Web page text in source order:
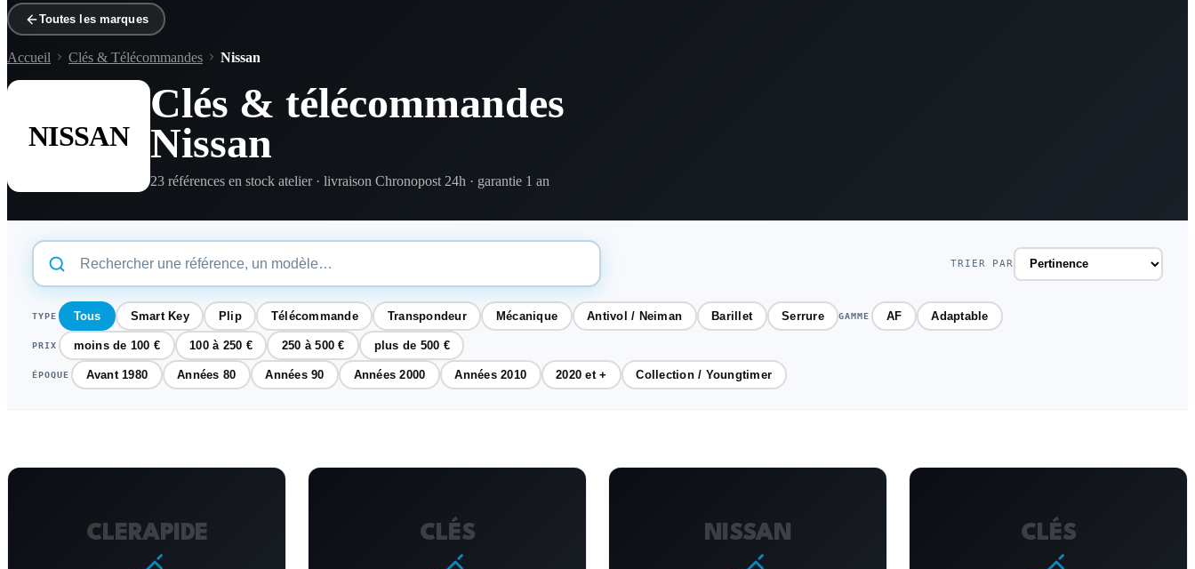
Toutes les marques
Accueil Clés & Télécommandes Nissan
NISSAN
Clés & télécommandes
Nissan
23 références en stock atelier · livraison Chronopost 24h · garantie 1 an
TRIER PAR
TYPE Tous Smart Key Plip Télécommande Transpondeur Mécanique Antivol / Neiman Barillet Serrure GAMME AF Adaptable
PRIX moins de 100 € 100 à 250 € 250 à 500 € plus de 500 €
ÉPOQUE Avant 1980 Années 80 Années 90 Années 2000 Années 2010 2020 et + Collection / Youngtimer
CLERAPIDE CLÉS NISSAN CLÉS